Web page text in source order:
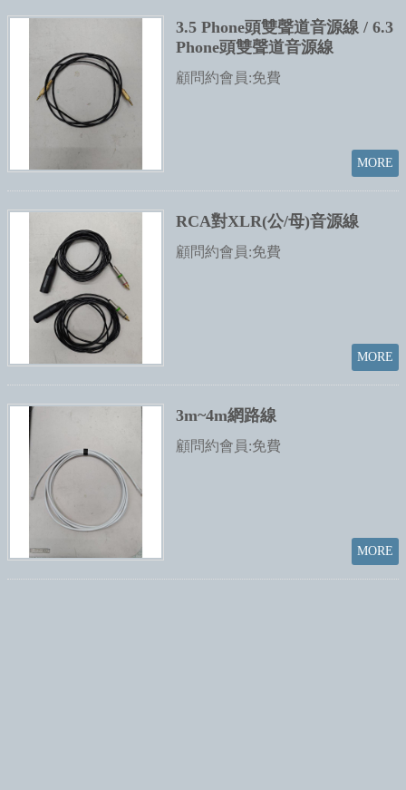
3.5 Phone頭雙聲道音源線 / 6.3
Phone頭雙聲道音源線
顧問約會員:免費
RCA對XLR(公/母)音源線
顧問約會員:免費
3m~4m網路線
顧問約會員:免費